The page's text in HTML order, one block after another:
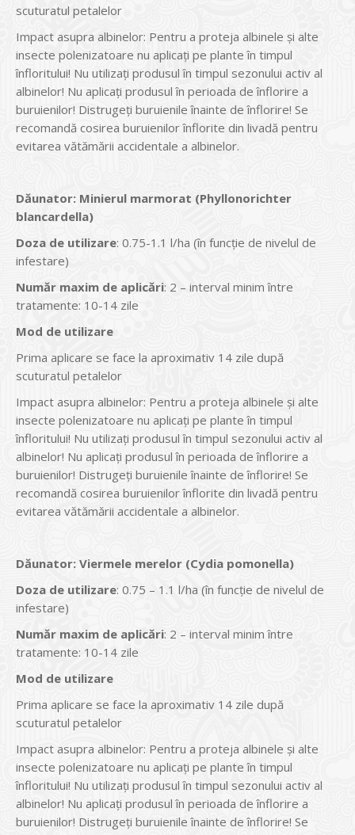
scuturatul petalelor
Impact asupra albinelor: Pentru a proteja albinele şi alte
insecte polenizatoare nu aplicaţi pe plante în timpul
înfloritului! Nu utilizaţi produsul în timpul sezonului activ al
albinelor! Nu aplicaţi produsul în perioada de înflorire a
buruienilor! Distrugeţi buruienile înainte de înflorire! Se
recomandă cosirea buruienilor înflorite din livadă pentru
evitarea vătămării accidentale a albinelor.
Dăunator: Minierul marmorat (Phyllonorichter
blancardella)
Doza de utilizare: 0.75-1.1 l/ha (în funcţie de nivelul de
infestare)
Număr maxim de aplicări: 2 – interval minim între
tratamente: 10-14 zile
Mod de utilizare
Prima aplicare se face la aproximativ 14 zile după
scuturatul petalelor
Impact asupra albinelor: Pentru a proteja albinele şi alte
insecte polenizatoare nu aplicaţi pe plante în timpul
înfloritului! Nu utilizaţi produsul în timpul sezonului activ al
albinelor! Nu aplicaţi produsul în perioada de înflorire a
buruienilor! Distrugeţi buruienile înainte de înflorire! Se
recomandă cosirea buruienilor înflorite din livadă pentru
evitarea vătămării accidentale a albinelor.
Dăunator: Viermele merelor (Cydia pomonella)
Doza de utilizare: 0.75 – 1.1 l/ha (în funcţie de nivelul de
infestare)
Număr maxim de aplicări: 2 – interval minim între
tratamente: 10-14 zile
Mod de utilizare
Prima aplicare se face la aproximativ 14 zile după
scuturatul petalelor
Impact asupra albinelor: Pentru a proteja albinele şi alte
insecte polenizatoare nu aplicaţi pe plante în timpul
înfloritului! Nu utilizaţi produsul în timpul sezonului activ al
albinelor! Nu aplicaţi produsul în perioada de înflorire a
buruienilor! Distrugeţi buruienile înainte de înflorire! Se